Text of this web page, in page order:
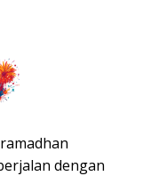
dengan